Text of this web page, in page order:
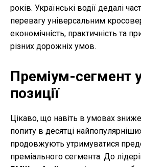
років. Українські водії дедалі
перевагу універсальним
економічність, практичність та
різних дорожніх умов.
Преміум-сегмент
позиції
Цікаво, що навіть в умовах
попиту в десятці
продовжують утримуватися
преміального сегмента. До